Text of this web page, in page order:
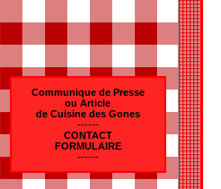
Communique de Presse
ou Article
de Cuisine des Gones
------
CONTACT
FORMULAIRE
------